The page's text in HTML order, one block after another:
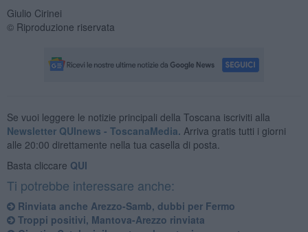
Giulio Cirinei
© Riproduzione riservata
Se vuoi leggere le notizie principali della Toscana iscriviti alla
Newsletter QUInews - ToscanaMedia. Arriva gratis tutti i giorni
alle 20:00 direttamente nella tua casella di posta.
Basta cliccare QUI
Ti potrebbe interessare anche:
​Rinviata anche Arezzo-Samb, dubbi per Fermo
Troppi positivi, Mantova-Arezzo rinviata